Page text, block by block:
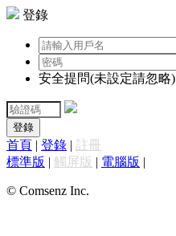
登錄
安全提問(未設定請忽略)
登錄
首頁 | 登錄 | 註冊
標準版 | 觸屏版 | 電腦版 |
© Comsenz Inc.